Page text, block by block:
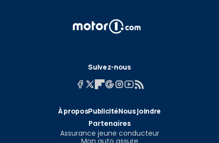
Suivez-nous
À proposPublicitéNous joindre
Partenaires
Assurance jeune conducteur